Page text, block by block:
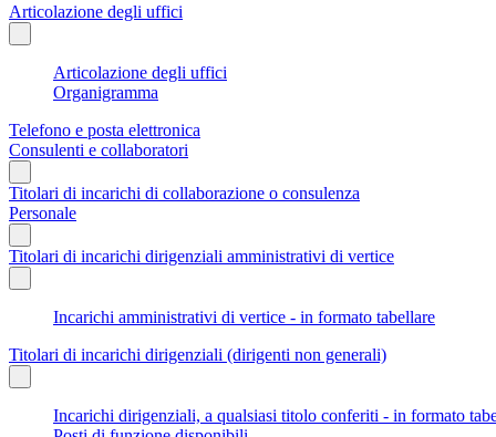
Articolazione degli uffici
Articolazione degli uffici
Organigramma
Telefono e posta elettronica
Consulenti e collaboratori
Titolari di incarichi di collaborazione o consulenza
Personale
Titolari di incarichi dirigenziali amministrativi di vertice
Incarichi amministrativi di vertice - in formato tabellare
Titolari di incarichi dirigenziali (dirigenti non generali)
Incarichi dirigenziali, a qualsiasi titolo conferiti - in formato